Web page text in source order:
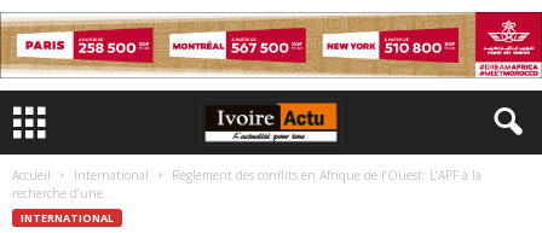
Accueil International
Règlement des conflits en Afrique de l’Ouest: L’APF à la
recherche d’une...
INTERNATIONAL